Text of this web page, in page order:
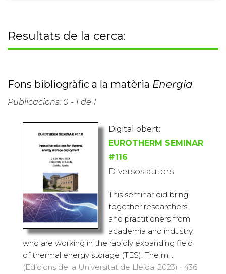
Resultats de la cerca:
Fons bibliogràfic a la matèria Energia
Publicacions: 0 - 1 de 1
Digital obert:
EUROTHERM SEMINAR
#116
Diversos autors
This seminar did bring
together researchers
and practitioners from
academia and industry,
who are working in the rapidly expanding field
of thermal energy storage (TES). The m...
(Edicions de la Universitat de Lleida, 2023) · 436